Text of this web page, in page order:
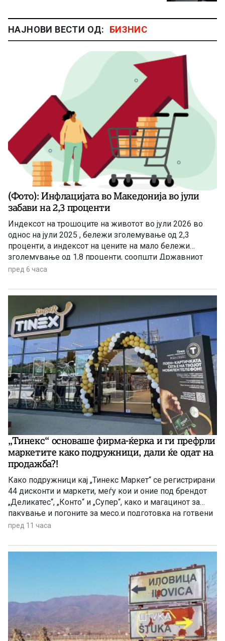
НАЈНОВИ ВЕСТИ ОД: БИЗНИС
(Фото): Инфлацијата во Македонија во јули
забави на 2,3 проценти
Индексот на трошоците на животот во јули 2026 во
однос на јули 2025 , бележи зголемување од 2,3
проценти, а индексот на цените на мало бележи
зголемување од 1,8 проценти, соопшти Државниот
завод за статистика. Станува збор за благо забавување
годишната стапка на инфлација изнесуваше 3,4
пред 6 часа
„Тинекс“ основаше фирма-ќерка и ги префрли
маркетите како подружници, дали ќе одат на
продажба?!
Како подружници кај „Тинекс Маркет“ се регистрирани
44 дисконти и маркети, меѓу кои и оние под брендот
„Деликатес“, „Конто“ и „Супер“, како и магацинот за
пакување и погоните за месо.и подготовка на готвени
јадења. Префрлен е и центарот за логистика, односно
пред 11 часа